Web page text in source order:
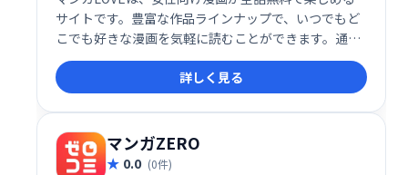
サイトです。豊富な作品ラインナップで、いつでもど
こでも好きな漫画を気軽に読むことができます。通
勤・通学時間や休憩時間などの空き時間を有効活用し
たい方、様々なジャンルの漫画を楽しみたい方におす
すめです。
詳しく見る
マンガZERO
0.0 (0件)